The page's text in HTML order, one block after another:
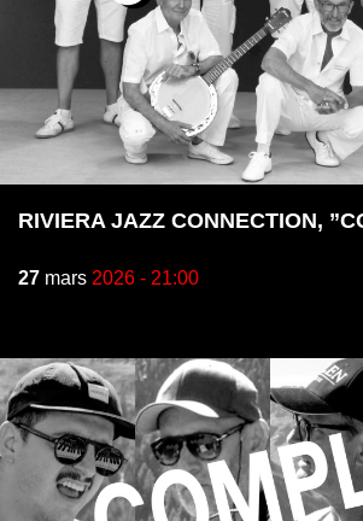
RIVIERA JAZZ CONNECTION,
27 mars 2026 - 21:00